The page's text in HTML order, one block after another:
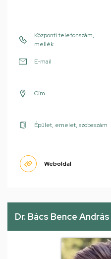
Központi telefonszám,
mellék
E-mail
Cím
Épület, emelet, szobaszám
Weboldal
Dr. Bács Bence András